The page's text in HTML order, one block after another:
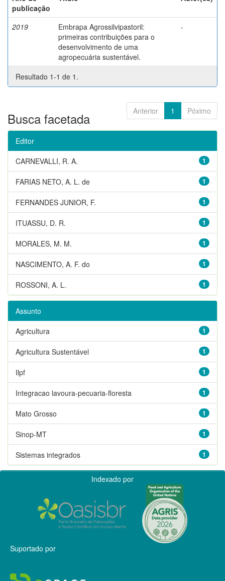
publicação
2019
Embrapa Agrossilvipastoril:
primeiras contribuições para o
desenvolvimento de uma
agropecuária sustentável.
-
Resultado 1-1 de 1.
Anterior 1 Póximo
Busca facetada
Editor
1
CARNEVALLI, R. A.
1
FARIAS NETO, A. L. de
1
FERNANDES JUNIOR, F.
1
ITUASSU, D. R.
1
MORALES, M. M.
1
NASCIMENTO, A. F. do
1
ROSSONI, A. L.
Assunto
1
Agricultura
1
Agricultura Sustentável
1
Ilpf
1
Integracao lavoura-pecuaria-floresta
1
Mato Grosso
1
Sinop-MT
1
Sistemas integrados
Indexado por
Suportado por